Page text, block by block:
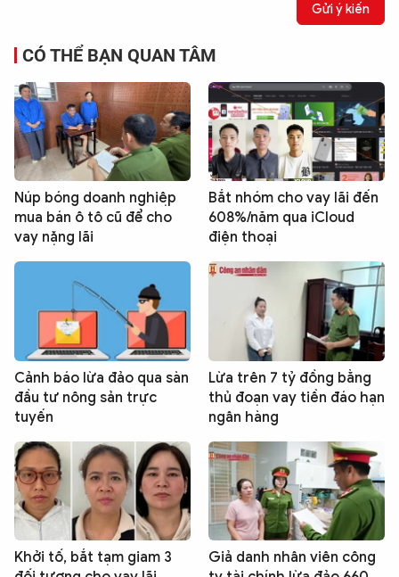
Gửi ý kiến
CÓ THỂ BẠN QUAN TÂM
Núp bóng doanh nghiệp
mua bán ô tô cũ để cho
vay nặng lãi
Bắt nhóm cho vay lãi đến
608%/năm qua iCloud
điện thoại
Cảnh báo lừa đảo qua sàn
đầu tư nông sản trực
tuyến
Lừa trên 7 tỷ đồng bằng
thủ đoạn vay tiền đáo hạn
ngân hàng
Khởi tố, bắt tạm giam 3
Giả danh nhân viên công